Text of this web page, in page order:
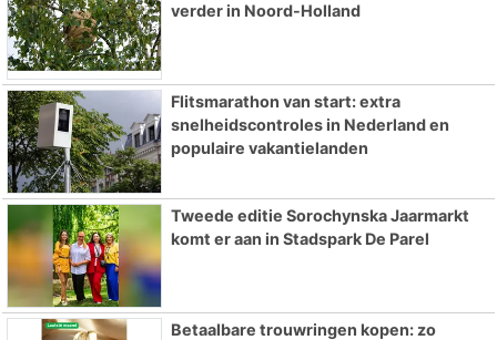
verder in Noord-Holland
Flitsmarathon van start: extra
snelheidscontroles in Nederland en
populaire vakantielanden
Tweede editie Sorochynska Jaarmarkt
komt er aan in Stadspark De Parel
Betaalbare trouwringen kopen: zo